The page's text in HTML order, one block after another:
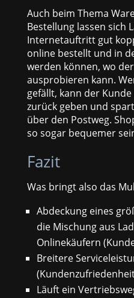
Auch beim Thema
Bestellung lassen sich
Internetauftritt gut
online bestellt und in
werden können, wo
ausprobieren kann.
gefällt, kann der
zurück geben und
über den Postweg.
so sogar bequemer
Fazit
Was bringt also das
Abdeckung eines
die Mischung aus
Onlinekäufern
Breitere
Läuft ein